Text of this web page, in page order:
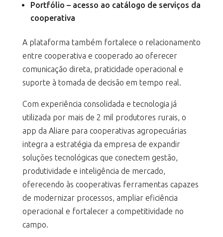
Portfólio – acesso ao catálogo de serviços da
cooperativa
A plataforma também fortalece o relacionamento
entre cooperativa e cooperado ao oferecer
comunicação direta, praticidade operacional e
suporte à tomada de decisão em tempo real.
Com experiência consolidada e tecnologia já
utilizada por mais de 2 mil produtores rurais, o
app da Aliare para cooperativas agropecuárias
integra a estratégia da empresa de expandir
soluções tecnológicas que conectem gestão,
produtividade e inteligência de mercado,
oferecendo às cooperativas ferramentas capazes
de modernizar processos, ampliar eficiência
operacional e fortalecer a competitividade no
campo.